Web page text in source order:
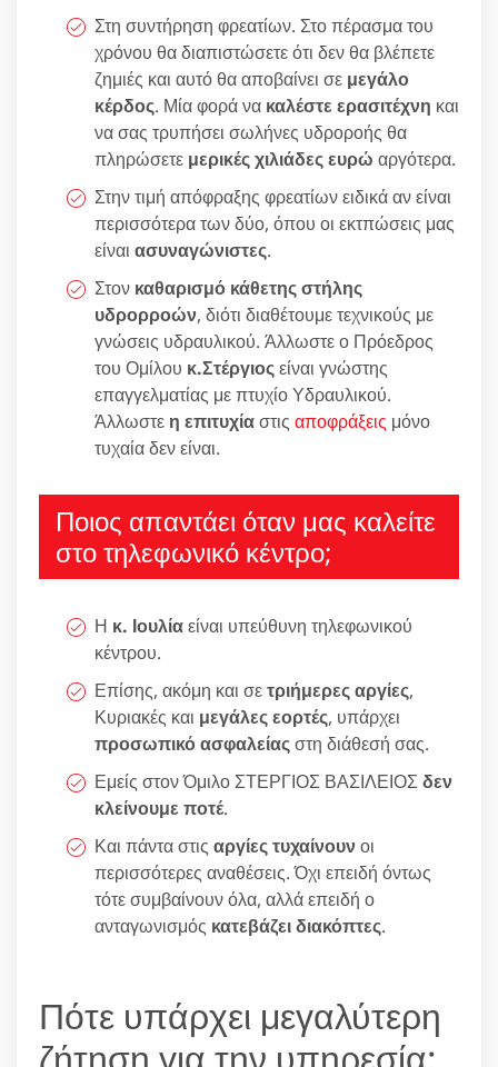
Στη συντήρηση φρεατίων. Στο πέρασμα του
χρόνου θα διαπιστώσετε ότι δεν θα βλέπετε
ζημιές και αυτό θα αποβαίνει σε μεγάλο
κέρδος. Μία φορά να καλέστε ερασιτέχνη και
να σας τρυπήσει σωλήνες υδροροής θα
πληρώσετε μερικές χιλιάδες ευρώ αργότερα.
Στην τιμή απόφραξης φρεατίων ειδικά αν είναι
περισσότερα των δύο, όπου οι εκτπώσεις μας
είναι ασυναγώνιστες.
Στον καθαρισμό κάθετης στήλης
υδρορροών, διότι διαθέτουμε τεχνικούς με
γνώσεις υδραυλικού. Άλλωστε ο Πρόεδρος
του Ομίλου κ.Στέργιοςείναι γνώστης
επαγγελματίας με πτυχίο Υδραυλικού.
Άλλωστε η επιτυχίαστις αποφράξεις μόνο
τυχαία δεν είναι.
Ποιος απαντάει όταν μας καλείτε
στο τηλεφωνικό κέντρο;
Η κ. Ιουλίαείναι υπεύθυνη τηλεφωνικού
κέντρου.
Επίσης, ακόμη και σετριήμερες αργίες,
Κυριακές και μεγάλες εορτές, υπάρχει
προσωπικό ασφαλείαςστη διάθεσή σας.
Εμείς στον Όμιλο ΣΤΕΡΓΙΟΣ ΒΑΣΙΛΕΙΟΣδεν
κλείνουμε ποτέ.
Και πάντα στις αργίες τυχαίνουνοι
περισσότερες αναθέσεις. Όχι επειδή όντως
τότε συμβαίνουν όλα, αλλά επειδή ο
ανταγωνισμός κατεβάζει διακόπτες.
Πότε υπάρχει μεγαλύτερη
ζήτηση για την υπηρεσία: